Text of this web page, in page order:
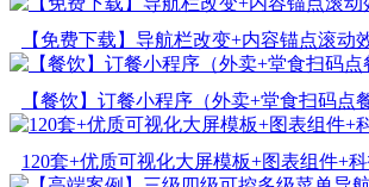
【免费下载】导航栏改变+内容锚点滚动
【餐饮】订餐小程序（外卖+堂食扫码点
120套+优质可视化大屏模板+图表组件+